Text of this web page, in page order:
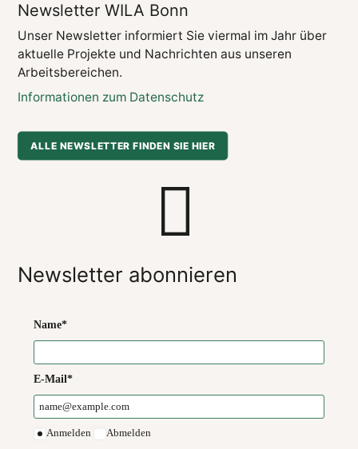
Newsletter WILA Bonn
Unser Newsletter informiert Sie viermal im Jahr über
aktuelle Projekte und Nachrichten aus unseren
Arbeitsbereichen.
Informationen zum Datenschutz
ALLE NEWSLETTER FINDEN SIE HIER
Newsletter abonnieren
Name*
E-Mail*
Anmelden Abmelden